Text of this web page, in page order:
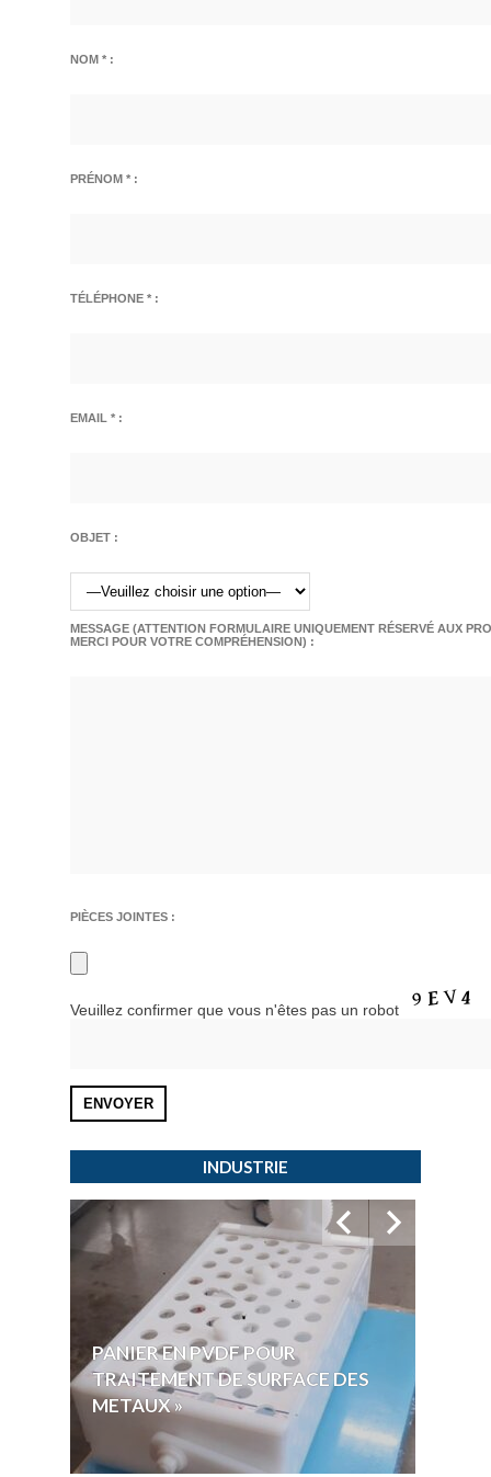
NOM * :
PRÉNOM * :
TÉLÉPHONE * :
EMAIL * :
OBJET :
MESSAGE (ATTENTION FORMULAIRE UNIQUEMENT RÉSERVÉ AUX
MERCI POUR VOTRE COMPRÉHENSION) :
PIÈCES JOINTES :
Veuillez confirmer que vous n'êtes pas un robot
INDUSTRIE
PANIER EN PVDF POUR
TRAITEMENT DE SURFACE DES
METAUX »